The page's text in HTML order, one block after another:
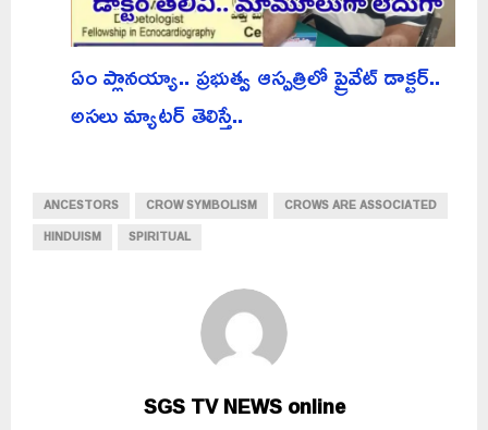
ఏం ప్లానయ్యా.. ప్రభుత్వ ఆస్పత్రిలో ప్రైవేట్ డాక్టర్..
అసలు మ్యాటర్ తెలిస్తే..
ANCESTORS CROW SYMBOLISM
CROWS ARE ASSOCIATED
HINDUISM
SPIRITUAL
SGS TV NEWS online